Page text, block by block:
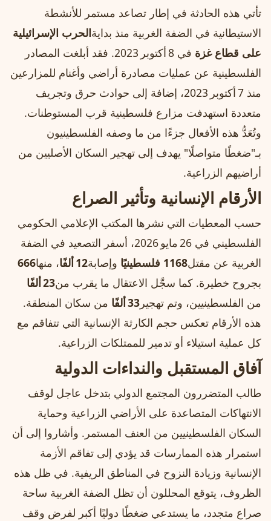
تأتي هذه الحادثة في إطار تصاعد مستمر للأنشطة
الاستيطانية في الضفة الغربية منذ بدايةالحرب الإسرائيلية
على قطاع غزة
في 8 أكتوبر 2023. فقد أبلغت المصادر
الفلسطينية عن عمليات مصادرة أراضي وأغنام للمزارعين
منذ 7 أكتوبر 2023، إضافة إلى حوادث حرق وتجريف
متعددة استهدفت مزارع فلسطينية قرب المستوطنات.
وتُعَدُّ هذه الأفعال جزءًا من ما وصفه الفلسطينيون
بـ"ضغطًا متواصلًا" يهدف إلى تهجير السكان الأصليين من
أراضيهم الزراعية.
الأرقام الإنسانية وتأثير الصراع
حسب المعطيات التي نشرها المكتب الإعلامي الحكومي
الفلسطيني في 26 مايو 2026، أسفر التصعيد في الضفة
الغربية عن مقتل1168 فلسطينيًا وإصابة12 ألفًا ، منها666
بجروح خطيرة. كما سجَّل الاعتقال ما يقرب من23 ألفًا
من الفلسطينيين، وتم تهجير 33 ألفًا
من سكان المنطقة.
هذه الأرقام تعكس حجم الكارثة الإنسانية التي تتفاقم مع
كل عملية استيلاء أو تدمير للممتلكات الزراعية.
آفاق المستقبل والنداءات الدولية
طالب المتضررون المجتمع الدولي بتدخل عاجل لوقف
الانتهاكات المتصاعدة على الأراضي الزراعية وحماية
السكان الفلسطينيين من العنف المستمر. وأشاروا إلى أن
استمرار هذه الممارسات قد يؤدي إلى تفاقم الأزمة
الإنسانية وزيادة النزوح في المناطق الريفية. في ظل هذه
الظروف، يتوقع المحللون أن تظل الضفة الغربية ساحة
صراع متجدد، ما يستدعي ضغطًا دوليًا أكبر لفرض وقف